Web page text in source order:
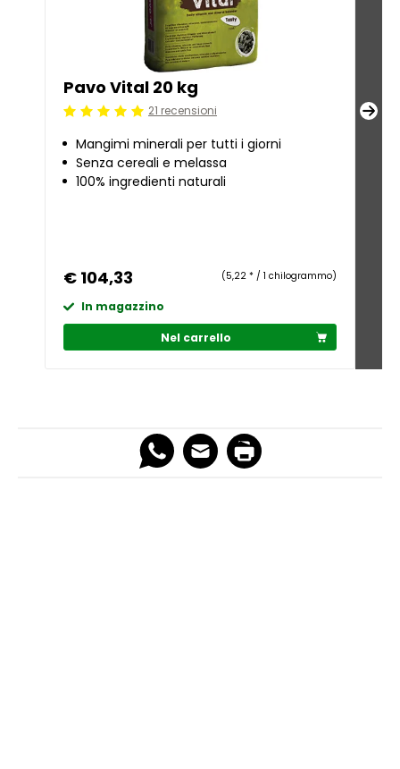
Pavo Vital 20 kg
Beoordeling: 5/521 recensioni
Mangimi minerali per tutti i giorni
Senza cereali e melassa
100% ingredienti naturali
€ 104,33 (5,22 * / 1 chilogrammo)
In magazzino
Nel carrello